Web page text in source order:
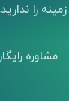
را
مشاوره